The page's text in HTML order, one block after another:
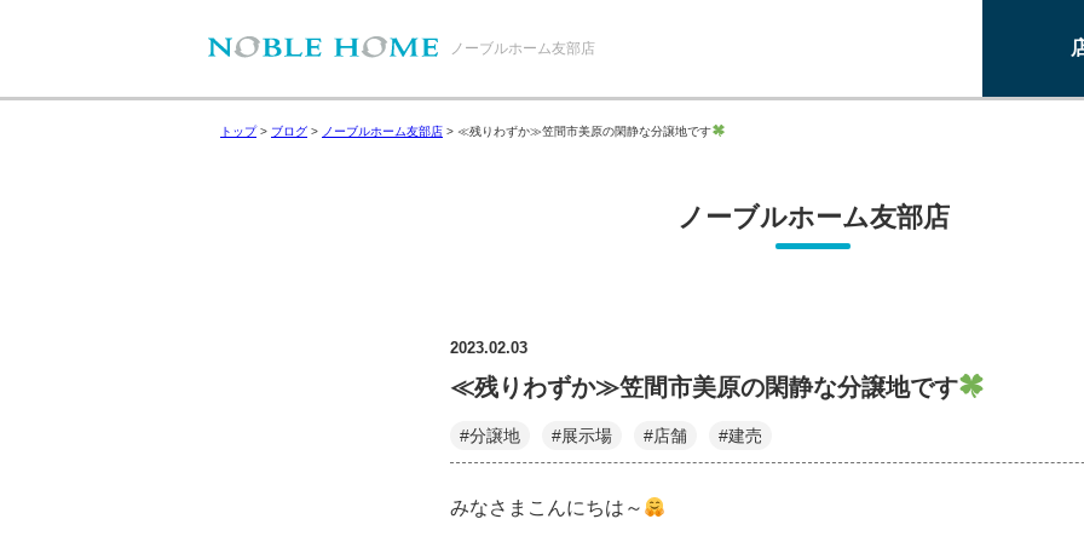
ノーブルホーム友部店
トップ> ブログ > ノーブルホーム友部店 > ≪残りわずか≫笠間市美原の閑静な分譲地です
ノーブルホーム友部店
2023.02.03
≪残りわずか≫笠間市美原の閑静な分譲地です
#分譲地 #展示場 #店舗 #建売
みなさまこんにちは～